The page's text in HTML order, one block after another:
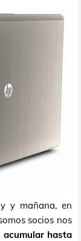
y mañana, en
socios nos
acumular hasta